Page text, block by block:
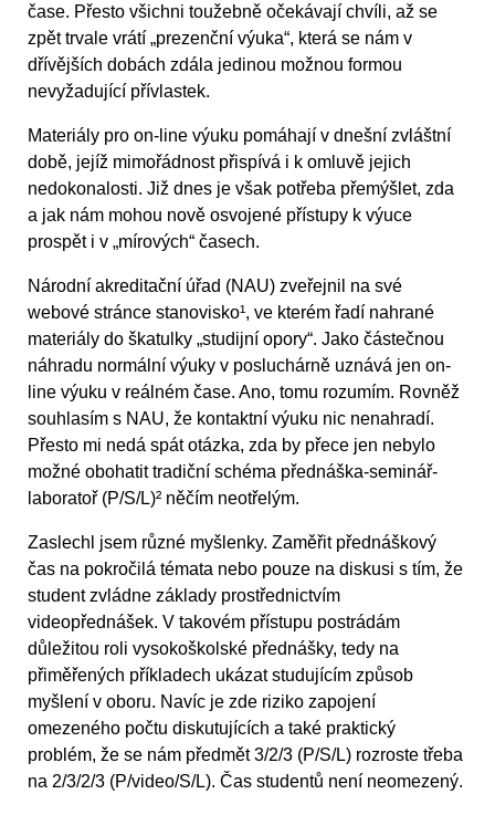
čase. Přesto všichni toužebně očekávají chvíli, až se
zpět trvale vrátí „prezenční výuka“, která se nám v
dřívějších dobách zdála jedinou možnou formou
nevyžadující přívlastek.
Materiály pro on-line výuku pomáhají v dnešní zvláštní
době, jejíž mimořádnost přispívá i k omluvě jejich
nedokonalosti. Již dnes je však potřeba přemýšlet, zda
a jak nám mohou nově osvojené přístupy k výuce
prospět i v „mírových“ časech.
Národní akreditační úřad (NAU) zveřejnil na své
webové stránce stanovisko¹, ve kterém řadí nahrané
materiály do škatulky „studijní opory“. Jako částečnou
náhradu normální výuky v posluchárně uznává jen on-
line výuku v reálném čase. Ano, tomu rozumím. Rovněž
souhlasím s NAU, že kontaktní výuku nic nenahradí.
Přesto mi nedá spát otázka, zda by přece jen nebylo
možné obohatit tradiční schéma přednáška-seminář-
laboratoř (P/S/L)² něčím neotřelým.
Zaslechl jsem různé myšlenky. Zaměřit přednáškový
čas na pokročilá témata nebo pouze na diskusi s tím, že
student zvládne základy prostřednictvím
videopřednášek. V takovém přístupu postrádám
důležitou roli vysokoškolské přednášky, tedy na
přiměřených příkladech ukázat studujícím způsob
myšlení v oboru. Navíc je zde riziko zapojení
omezeného počtu diskutujících a také praktický
problém, že se nám předmět 3/2/3 (P/S/L) rozroste třeba
na 2/3/2/3 (P/video/S/L). Čas studentů není neomezený.